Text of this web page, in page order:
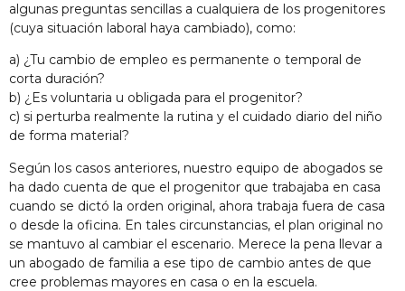
algunas preguntas sencillas a cualquiera de los progenitores
(cuya situación laboral haya cambiado), como:
a) ¿Tu cambio de empleo es permanente o temporal de
corta duración?
b) ¿Es voluntaria u obligada para el progenitor?
c) si perturba realmente la rutina y el cuidado diario del niño
de forma material?
Según los casos anteriores, nuestro equipo de abogados se
ha dado cuenta de que el progenitor que trabajaba en casa
cuando se dictó la orden original, ahora trabaja fuera de casa
o desde la oficina. En tales circunstancias, el plan original no
se mantuvo al cambiar el escenario. Merece la pena llevar a
un abogado de familia a ese tipo de cambio antes de que
cree problemas mayores en casa o en la escuela.